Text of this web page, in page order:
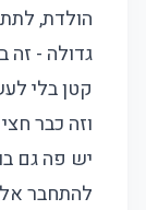
הולדת,
גדולה - זה
קטן בלי
וזה כבר חצי
יש פה גם
להתחבר